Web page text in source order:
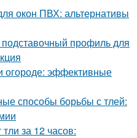
окон ПВХ: альтернативы
профиль для
огороде: эффективные
способы борьбы с тлей:
за 12 часов: